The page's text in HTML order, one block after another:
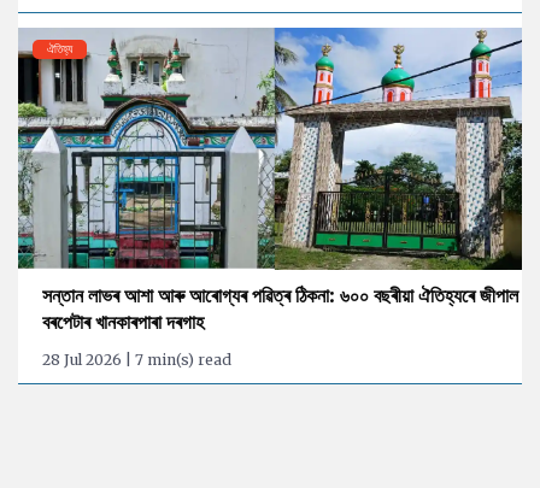
ঐতিহ্য
সন্তান লাভৰ আশা আৰু আৰোগ্যৰ পৱিত্ৰ ঠিকনা: ৬০০ বছৰীয়া ঐতিহ্যৰে জীপাল
বৰপেটাৰ খানকাৰপাৰা দৰগাহ
28 Jul 2026 | 7 min(s) read